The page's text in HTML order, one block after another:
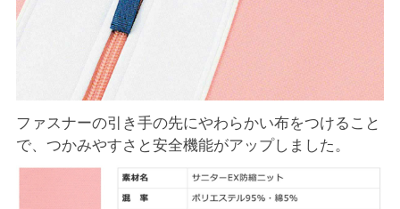
ファスナーの引き手の先にやわらかい布をつけること
で、つかみやすさと安全機能がアップしました。